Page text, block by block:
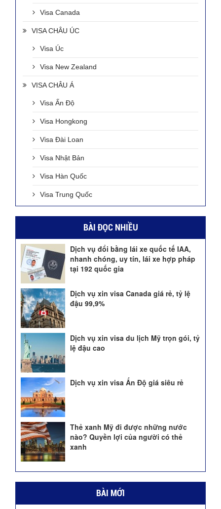
Visa Canada
VISA CHÂU ÚC
Visa Úc
Visa New Zealand
VISA CHÂU Á
Visa Ấn Độ
Visa Hongkong
Visa Đài Loan
Visa Nhật Bản
Visa Hàn Quốc
Visa Trung Quốc
BÀI ĐỌC NHIỀU
Dịch vụ đổi bằng lái xe quốc tế IAA,
nhanh chóng, uy tín, lái xe hợp pháp
tại 192 quốc gia
Dịch vụ xin visa Canada giá rẻ, tỷ lệ
đậu 99,9%
Dịch vụ xin visa du lịch Mỹ trọn gói, tỷ
lệ đậu cao
Dịch vụ xin visa Ấn Độ giá siêu rẻ
Thẻ xanh Mỹ đi được những nước
nào? Quyền lợi của người có thẻ
xanh
BÀI MỚI